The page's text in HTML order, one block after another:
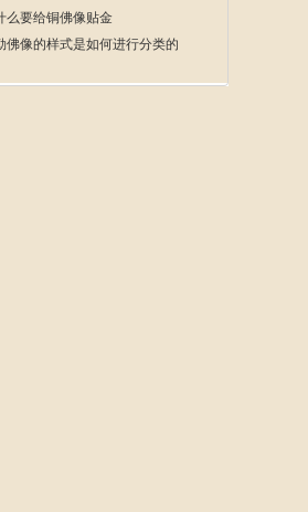
么要给铜佛像贴金
佛像的样式是如何进行分类的